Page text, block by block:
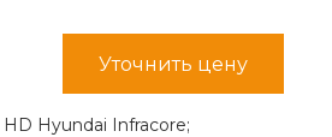
Уточнить цену
HD Hyundai Infracore;